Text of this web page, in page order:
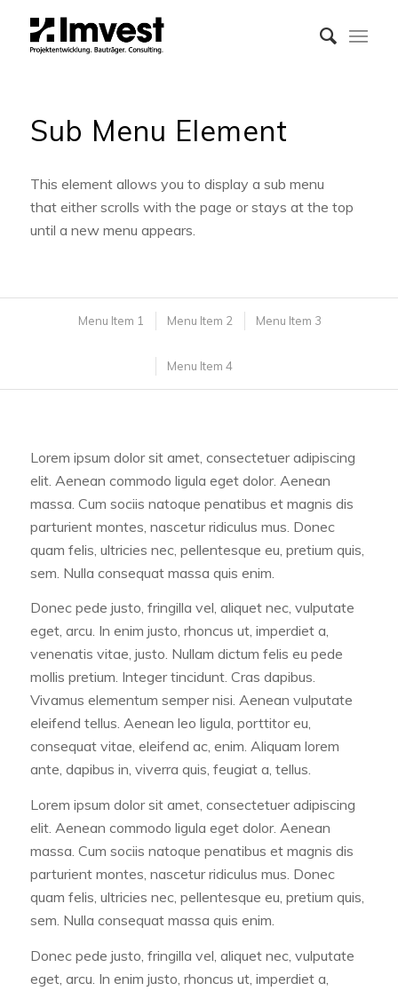
Sub Menu Element
This element allows you to display a sub menu
that either scrolls with the page or stays at the top
until a new menu appears.
Menu Item 1 Menu Item 2 Menu Item 3
Menu Item 4
Lorem ipsum dolor sit amet, consectetuer adipiscing
elit. Aenean commodo ligula eget dolor. Aenean
massa. Cum sociis natoque penatibus et magnis dis
parturient montes, nascetur ridiculus mus. Donec
quam felis, ultricies nec, pellentesque eu, pretium quis,
sem. Nulla consequat massa quis enim.
Donec pede justo, fringilla vel, aliquet nec, vulputate
eget, arcu. In enim justo, rhoncus ut, imperdiet a,
venenatis vitae, justo. Nullam dictum felis eu pede
mollis pretium. Integer tincidunt. Cras dapibus.
Vivamus elementum semper nisi. Aenean vulputate
eleifend tellus. Aenean leo ligula, porttitor eu,
consequat vitae, eleifend ac, enim. Aliquam lorem
ante, dapibus in, viverra quis, feugiat a, tellus.
Lorem ipsum dolor sit amet, consectetuer adipiscing
elit. Aenean commodo ligula eget dolor. Aenean
massa. Cum sociis natoque penatibus et magnis dis
parturient montes, nascetur ridiculus mus. Donec
quam felis, ultricies nec, pellentesque eu, pretium quis,
sem. Nulla consequat massa quis enim.
Donec pede justo, fringilla vel, aliquet nec, vulputate
eget, arcu. In enim justo, rhoncus ut, imperdiet a,